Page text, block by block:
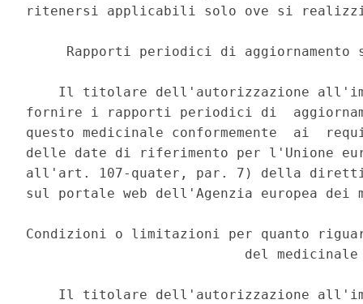
ritenersi applicabili solo ove si
Rapporti periodici di aggiornamento
Il titolare dell'autorizzazione
fornire i rapporti periodici di
questo medicinale conformemente  ai
delle date di riferimento per l'Unione
all'art. 107-quater, par. 7) della
sul portale web dell'Agenzia europea
Condizioni o limitazioni per quanto
del
Il titolare dell'autorizzazione